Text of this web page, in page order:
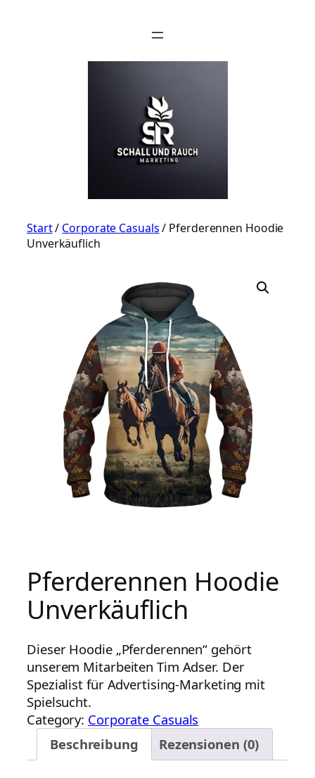
Start/ Corporate Casuals/ Pferderennen Hoodie
Unverkäuflich
Pferderennen Hoodie
Unverkäuflich
Dieser Hoodie „Pferderennen“ gehört
unserem Mitarbeiten Tim Adser. Der
Spezialist für Advertising-Marketing mit
Spielsucht.
Category: Corporate Casuals
Beschreibung
Rezensionen (0)